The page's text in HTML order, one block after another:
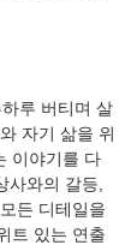
하루 버티며 살
자기 삶을 위
이야기를 다
사와의 갈등,
든 디테일을
트 있는 연출